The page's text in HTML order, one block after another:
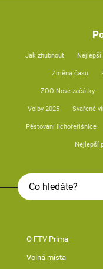
Jak zhubnout Nejlepší
Změna času
ZOO Nové začátky
Volby 2025 Svařené
Pěstování lichořeřišnice
Nejlepší
O FTV Prima
Volná místa